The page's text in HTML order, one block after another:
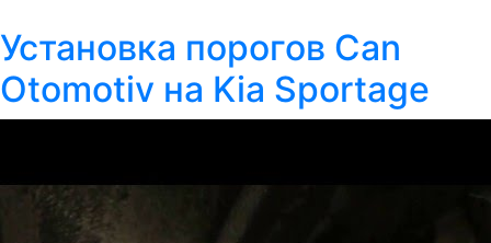
Установка порогов Can
Otomotiv на Kia Sportage